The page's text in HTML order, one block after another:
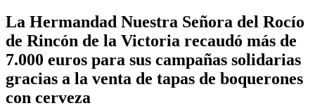
La Hermandad Nuestra Señora del Rocío
de Rincón de la Victoria recaudó más de
7.000 euros para sus campañas solidarias
gracias a la venta de tapas de boquerones
con cerveza